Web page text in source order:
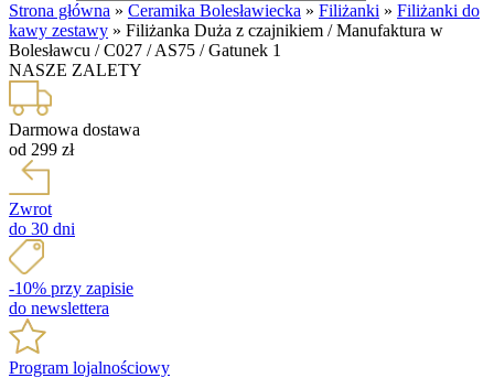
Strona główna » Ceramika Bolesławiecka » Filiżanki » Filiżanki do
kawy zestawy » Filiżanka Duża z czajnikiem / Manufaktura w
Bolesławcu / C027 / AS75 / Gatunek 1
NASZE ZALETY
Darmowa dostawa
od 299 zł
Zwrot
do 30 dni
-10% przy zapisie
do newslettera
Program lojalnościowy